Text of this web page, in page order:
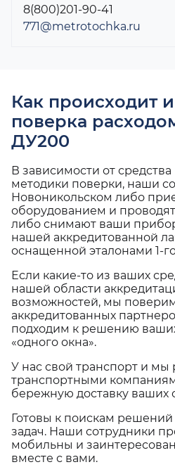
8(800)201-90-41
771@metrotochka.ru
Как происходит
поверка
ДУ200
В зависимости от
методики поверки, наши
Новоникольском либо
оборудованием и
либо снимают ваши
нашей аккредитованной
оснащенной эталонами 1-
Если какие-то из ваших
нашей области
возможностей, мы
аккредитованных
подходим к решению
«одного окна».
У нас свой транспорт и
транспортными
бережную доставку ваших
Готовы к поискам
задач. Наши сотрудники
мобильны и
вместе с вами.